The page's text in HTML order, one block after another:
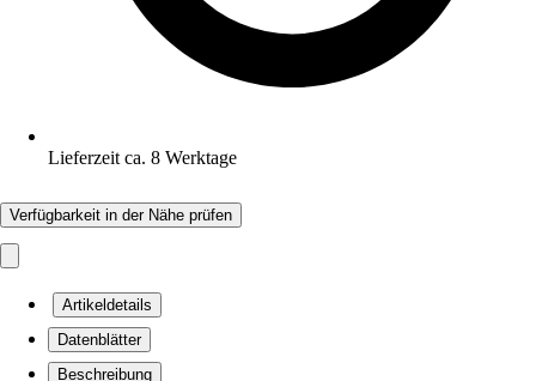
Lieferzeit ca. 8 Werktage
Verfügbarkeit in der Nähe prüfen
Artikeldetails
Datenblätter
Beschreibung